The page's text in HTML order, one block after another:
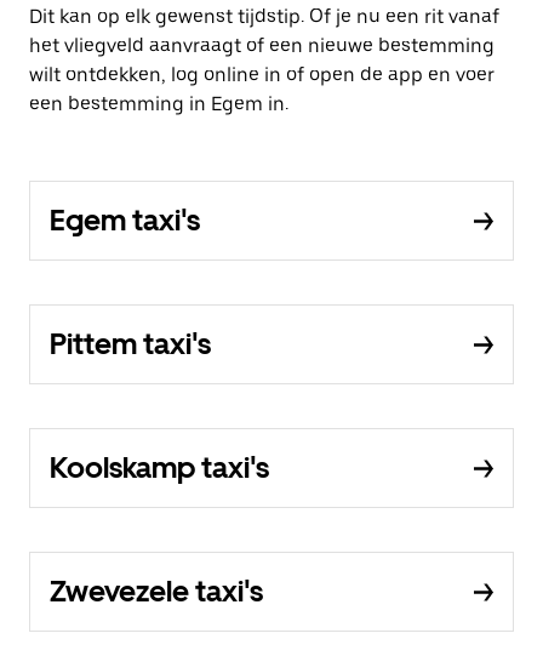
Dit kan op elk gewenst tijdstip. Of je nu een rit vanaf
het vliegveld aanvraagt of een nieuwe bestemming
wilt ontdekken, log online in of open de app en voer
een bestemming in Egem in.
Egem taxi's
Pittem taxi's
Koolskamp taxi's
Zwevezele taxi's